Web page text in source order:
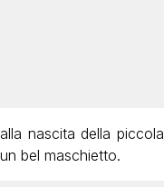
nascita della piccola
bel maschietto.